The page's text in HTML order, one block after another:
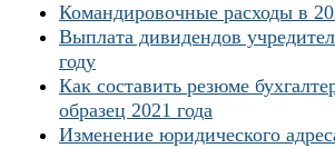
Командировочные расходы в
Выплата дивидендов
году
Как составить резюме
образец 2021 года
Изменение юридического